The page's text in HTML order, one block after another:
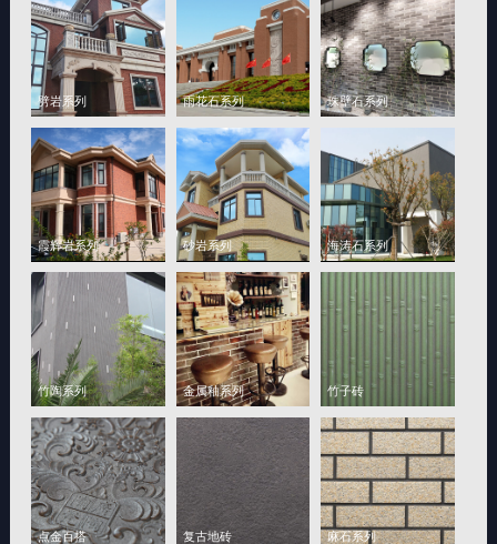
劈岩系列 雨花石系列 珠壁石系列
霞辉岩系列 砂岩系列 海涛石系列
竹陶系列 金属釉系列 竹子砖
点金百搭 复古地砖 麻石系列